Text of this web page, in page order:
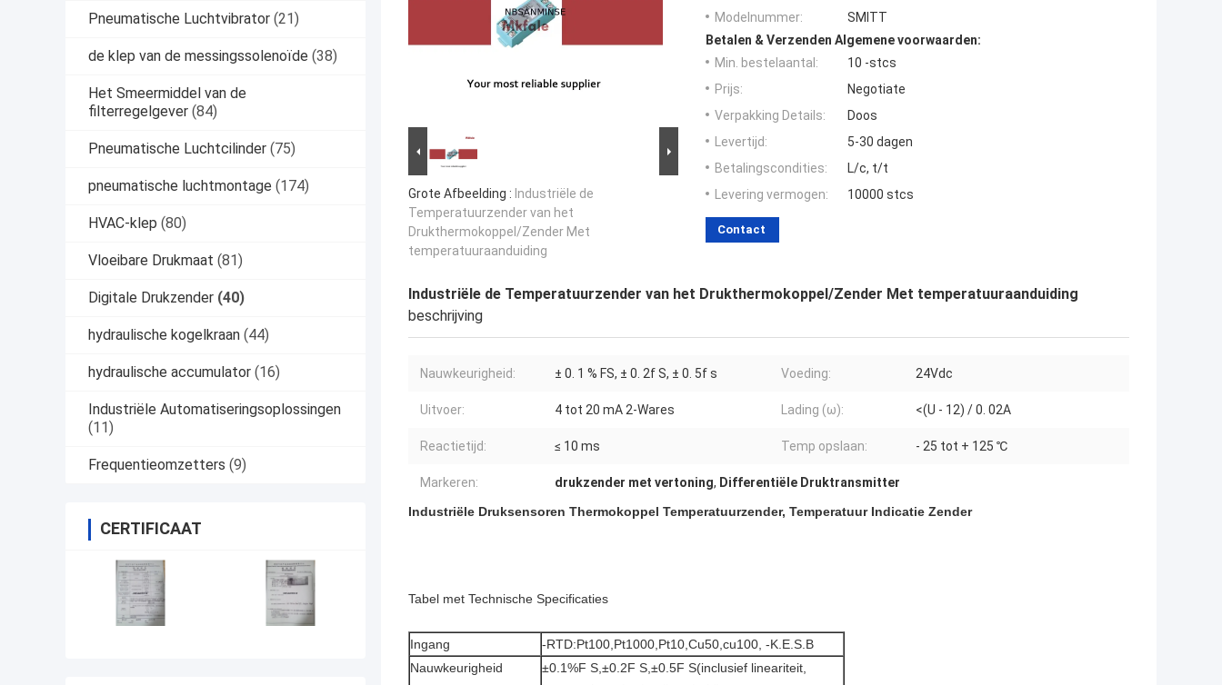
Pneumatische Luchtvibrator (21)
de klep van de messingssolenoïde (38)
Het Smeermiddel van de
filterregelgever (84)
Pneumatische Luchtcilinder (75)
pneumatische luchtmontage (174)
HVAC-klep (80)
Vloeibare Drukmaat (81)
Digitale Drukzender (40)
hydraulische kogelkraan (44)
hydraulische accumulator (16)
Industriële Automatiseringsoplossingen
(11)
Frequentieomzetters (9)
CERTIFICAAT
Grote Afbeelding : Industriële de
Temperatuurzender van het
Drukthermokoppel/Zender Met
temperatuuraanduiding
Modelnummer:
SMITT
Betalen & Verzenden Algemene voorwaarden:
Min. bestelaantal:
10 -stcs
Prijs:
Negotiate
Verpakking Details:
Doos
Levertijd:
5-30 dagen
Betalingscondities:
L/c, t/t
Levering vermogen:
10000 stcs
Contact
Industriële de Temperatuurzender van het Drukthermokoppel/Zender Met temperatuuraanduiding
beschrijving
Nauwkeurigheid: ± 0. 1 % FS, ± 0. 2f S, ± 0. 5f s Voeding: 24Vdc
Uitvoer: 4 tot 20 mA 2-Wares Lading (ω): <(U - 12) / 0. 02A
Reactietijd: ≤ 10 ms Temp opslaan: - 25 tot + 125 ℃
Markeren: drukzender met vertoning, Differentiële Druktransmitter
Industriële Druksensoren Thermokoppel Temperatuurzender, Temperatuur Indicatie Zender
Tabel met Technische Specificaties
Ingang
-RTD:Pt100,Pt1000,Pt10,Cu50,cu100, -K.E.S.B
Nauwkeurigheid
±0.1%F S,±0.2F S,±0.5F S(inclusief lineariteit,